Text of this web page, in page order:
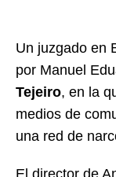
Un juzgado en
por Manuel
Tejeiro, en la
medios de
una red de